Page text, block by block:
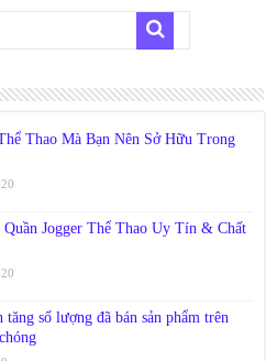
Thao Mà Bạn Nên Sở Hữu Trong
Jogger Thể Thao Uy Tín & Chất
tăng số lượng đã bán sản phẩm trên